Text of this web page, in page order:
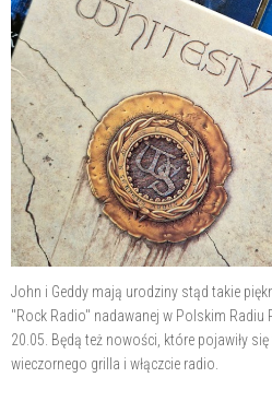
John i Geddy mają urodziny stąd takie
"Rock Radio" nadawanej w Polskim Radiu
20.05. Będą też nowości, które pojawiły
wieczornego grilla i włączcie radio.